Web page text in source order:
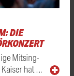
DIE
Mitsing-
hat …